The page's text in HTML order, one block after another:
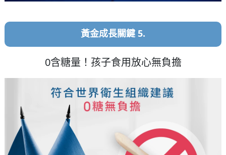
黃金成長關鍵 5.
0含糖量！孩子食用放心無負擔